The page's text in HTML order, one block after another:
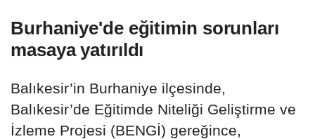
Burhaniye'de eğitimin sorunları
masaya yatırıldı
Balıkesir’in Burhaniye ilçesinde,
Balıkesir’de Eğitimde Niteliği Geliştirme ve
İzleme Projesi (BENGİ) gereğince,